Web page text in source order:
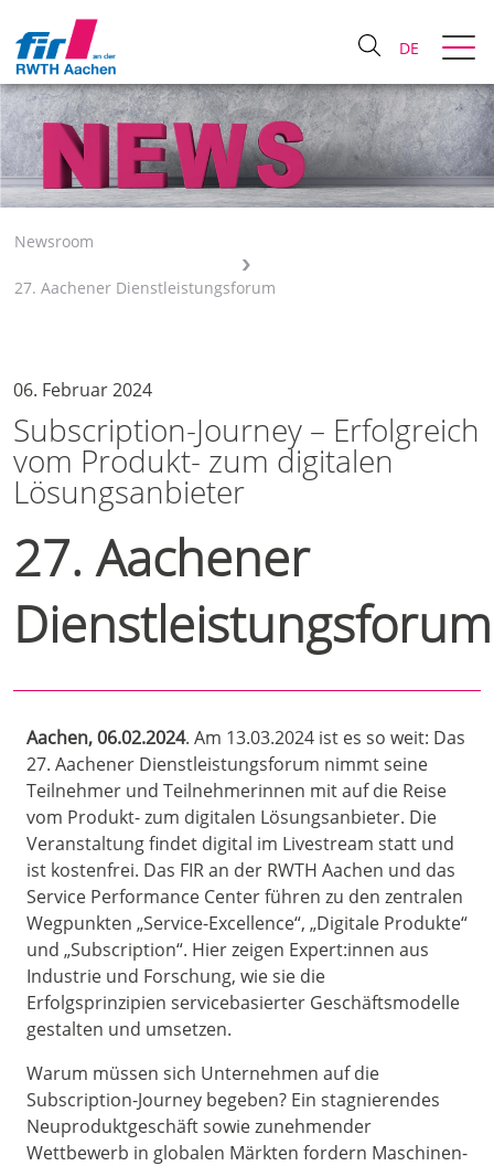
DE
Newsroom
27. Aachener Dienstleistungsforum
06. Februar 2024
Subscription-Journey – Erfolgreich
vom Produkt- zum digitalen
Lösungsanbieter
27. Aachener
Dienstleistungsforum
Aachen, 06.02.2024. Am 13.03.2024 ist es so weit: Das
27. Aachener Dienstleistungsforum nimmt seine
Teilnehmer und Teilnehmerinnen mit auf die Reise
vom Produkt- zum digitalen Lösungsanbieter. Die
Veranstaltung findet digital im Livestream statt und
ist kostenfrei. Das FIR an der RWTH Aachen und das
Service Performance Center führen zu den zentralen
Wegpunkten „Service-Excellence“, „Digitale Produkte“
und „Subscription“. Hier zeigen Expert:innen aus
Industrie und Forschung, wie sie die
Erfolgsprinzipien servicebasierter Geschäftsmodelle
gestalten und umsetzen.
Warum müssen sich Unternehmen auf die
Subscription-Journey begeben? Ein stagnierendes
Neuproduktgeschäft sowie zunehmender
Wettbewerb in globalen Märkten fordern Maschinen-